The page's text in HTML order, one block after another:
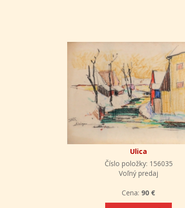
Ulica
Číslo položky: 156035
Voľný predaj
Cena: 90 €